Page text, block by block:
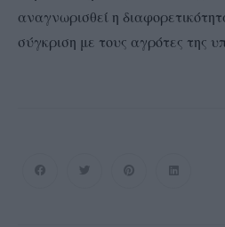
αναγνωρισθεί η
σύγκριση με τους αγρότες της